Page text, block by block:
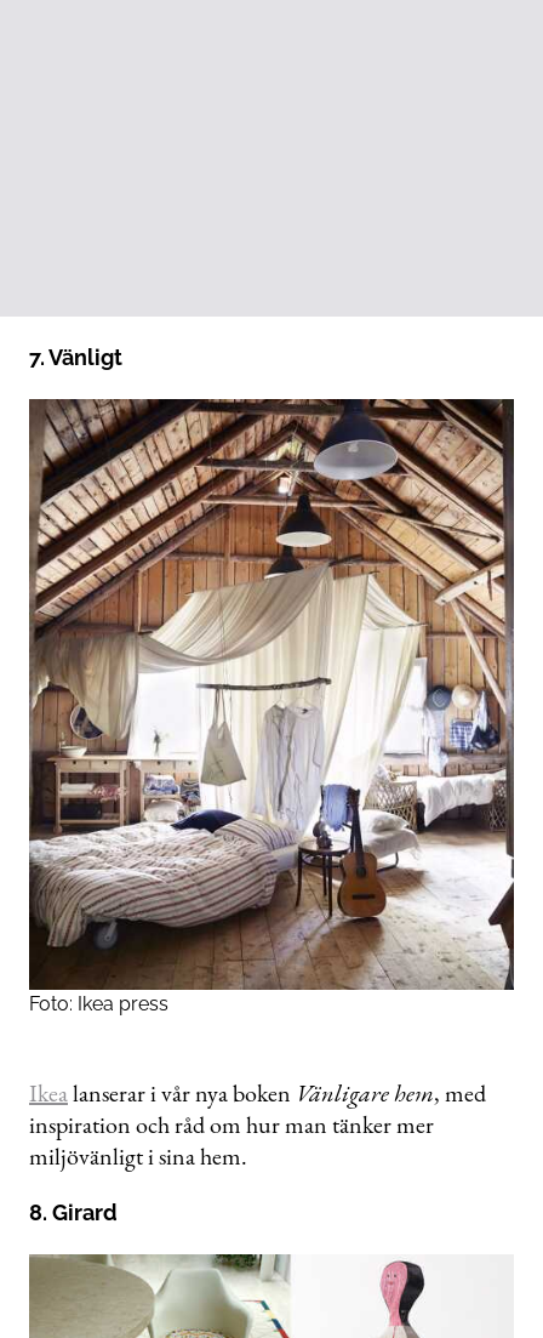
7. Vänligt
Foto: Ikea press
Ikealanserar i vår nya boken Vänligare hem, med
inspiration och råd om hur man tänker mer
miljövänligt i sina hem.
8. Girard